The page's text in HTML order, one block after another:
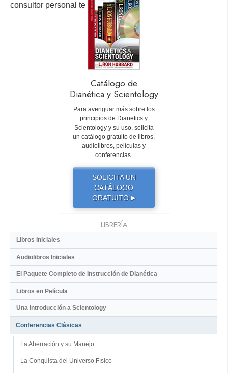
consultor personal te ayudará.
Catálogo de
Dianética y Scientology
Para averiguar más sobre los
principios de Dianetics y
Scientology y su uso, solicita
un catálogo gratuito de libros,
audiolibros, películas y
conferencias.
SOLICITA UN
CATÁLOGO
GRATUITO ▶
LIBRERÍA
Libros Iniciales
Audiolibros Iniciales
El Paquete Completo de Instrucción de Dianética
Libros en Película
Una Introducción a Scientology
Conferencias Clásicas
La Aberración y su Manejo.
La Conquista del Universo Físico